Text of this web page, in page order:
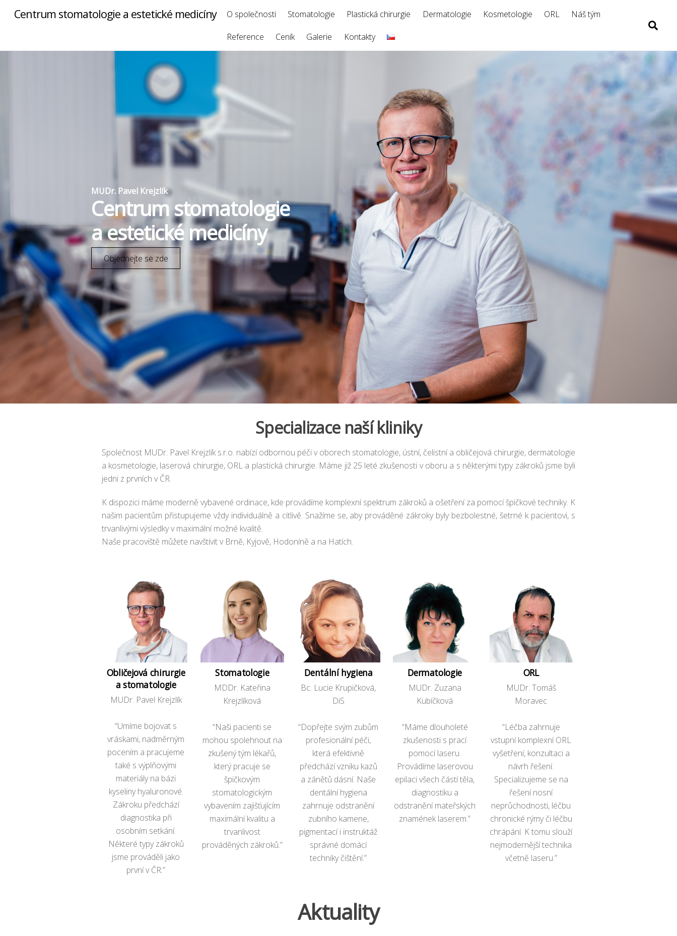
Centrum stomatologie a estetické medicíny O společnosti Stomatologie Plastická chirurgie Dermatologie Kosmetologie ORL Náš tým
Reference Ceník Galerie Kontakty
MUDr. Pavel Krejzlík
Centrum stomatologie
a estetické medicíny
Objednejte se zde
Specializace naší kliniky
Společnost MUDr. Pavel Krejzlík s.r.o. nabízí odbornou péči v oborech stomatologie, ústní, čelistní a obličejová chirurgie, dermatologie
a kosmetologie, laserová chirurgie, ORL a plastická chirurgie. Máme již 25 leté zkušenosti v oboru a s některými typy zákroků jsme byli
jedni z prvních v ČR.
K dispozici máme moderně vybavené ordinace, kde provádíme komplexní spektrum zákroků a ošetření za pomocí špičkové techniky. K
našim pacientům přistupujeme vždy individuálně a citlivě. Snažíme se, aby prováděné zákroky byly bezbolestné, šetrné k pacientovi, s
trvanlivými výsledky v maximální možné kvalitě.
Naše pracoviště můžete navštívit v Brně, Kyjově, Hodoníně a na Hatích.
Obličejová chirurgie
a stomatologie
MUDr. Pavel Krejzlík
“Umíme bojovat s
vráskami, nadměrným
pocením a pracujeme
také s výplňovými
materiály na bázi
kyseliny hyaluronové.
Zákroku předchází
diagnostika při
osobním setkání.
Některé typy zákroků
jsme prováděli jako
první v ČR.”
Stomatologie
MDDr. Kateřina
Krejzlíková
“Naši pacienti se
mohou spolehnout na
zkušený tým lékařů,
který pracuje se
špičkovým
stomatologickým
vybavením zajišťujícím
maximální kvalitu a
trvanlivost
prováděných zákroků.”
Dentální hygiena
Bc. Lucie Krupičková,
DiS
“Dopřejte svým zubům
profesionální péči,
která efektivně
předchází vzniku kazů
a zánětů dásní. Naše
dentální hygiena
zahrnuje odstranění
zubního kamene,
pigmentací i instruktáž
správné domácí
techniky čištění.”
Dermatologie
MUDr. Zuzana
Kubíčková
“Máme dlouholeté
zkušenosti s prací
pomocí laseru.
Provádíme laserovou
epilaci všech částí těla,
diagnostiku a
odstranění mateřských
znamének laserem.”
ORL
MUDr. Tomáš
Moravec
“Léčba zahrnuje
vstupní komplexní ORL
vyšetření, konzultaci a
návrh řešení.
Specializujeme se na
řešení nosní
neprůchodnosti, léčbu
chronické rýmy či léčbu
chrápání. K tomu slouží
nejmodernější technika
včetně laseru.”
Aktuality